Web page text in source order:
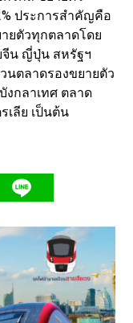
ประการสำคัญคือ
ยตัวทุกตลาดโดย
จีน ญี่ปุ่น สหรัฐฯ
นตลาดรองขยายตัว
งกลาเทศ ตลาด
เลีย เป็นต้น